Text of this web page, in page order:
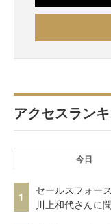
アクセスラン
今日
1
セールスフォー
川上和代さんに